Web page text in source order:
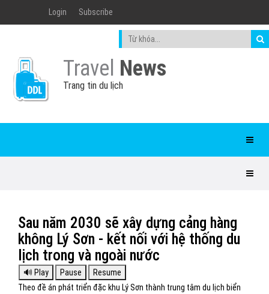
Login Subscribe
Travel News
Trang tin du lịch
Sau năm 2030 sẽ xây dựng cảng hàng
không Lý Sơn - kết nối với hệ thống du
lịch trong và ngoài nước
Theo đề án phát triển đặc khu Lý Sơn thành trung tâm du lịch biển